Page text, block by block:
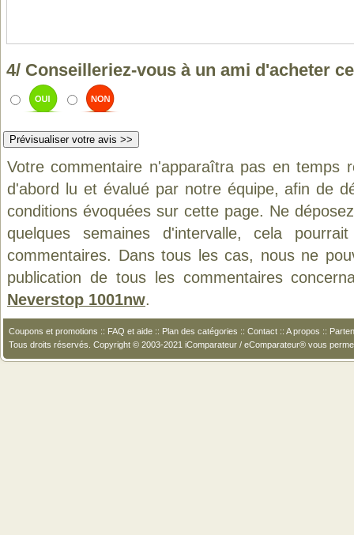
4/ Conseilleriez-vous à un ami d'acheter
Votre commentaire n'apparaîtra pas en temps
d'abord lu et évalué par notre équipe, afin de
conditions évoquées sur cette page. Ne
quelques semaines d'intervalle, cela
commentaires. Dans tous les cas, nous ne
publication de tous les commentaires
Neverstop 1001nw.
Coupons et promotions :: FAQ et aide :: Plan des catégories :: Contact :: A propos ::
Tous droits réservés. Copyright © 2003-2021 iComparateur / eComparateur® vous